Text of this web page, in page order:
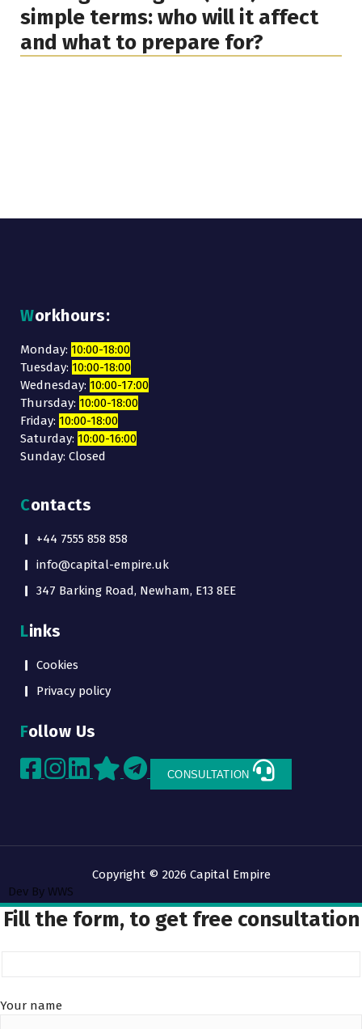
не пишу
simple terms: who will it affect
and what to prepare for?
Workhours:
Monday: 10:00-18:00
Tuesday: 10:00-18:00
Wednesday: 10:00-17:00
Thursday: 10:00-18:00
Friday: 10:00-18:00
Saturday: 10:00-16:00
Sunday: Closed
Contacts
+44 7555 858 858
info@capital-empire.uk
347 Barking Road, Newham, E13 8EE
Links
Cookies
Privacy policy
Follow Us
CONSULTATION
Copyright © 2026 Capital Empire
Dev By WWS
Fill the form, to get free consultation
Your name